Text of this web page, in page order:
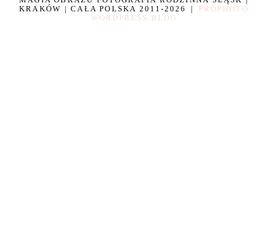
KRAKÓW | CAŁA POLSKA 2011-2026
|
PROPHOTO
WORDPRESS BLOG